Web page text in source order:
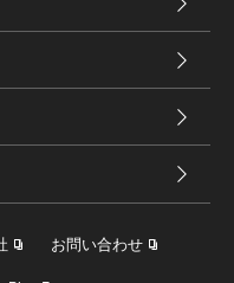
お問い合わせ